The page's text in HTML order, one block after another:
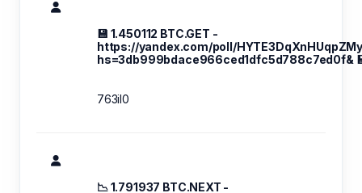
💾 1.450112 BTC.GET -
https://yandex.com/poll/
hs=3db999bdace966ced1dfc5d788c7ed0f&
763il0
📉 1.791937 BTC.NEXT -